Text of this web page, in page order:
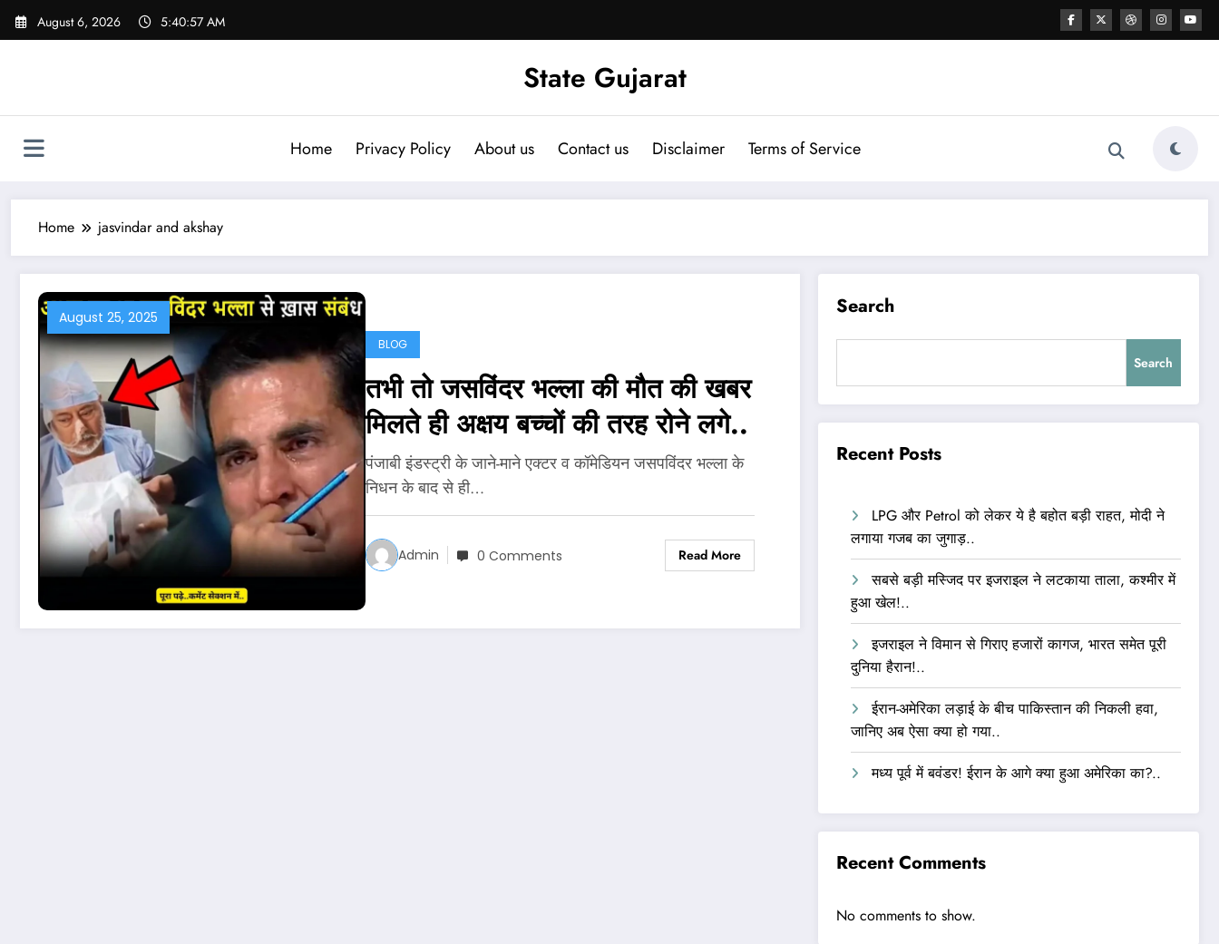
Skip
August 6, 2026 5:40:58 AM
State Gujarat
Home Privacy Policy About us Contact us Disclaimer Terms of Service
Home jasvindar and akshay
August 25, 2025
BLOG
तभी तो जसविंदर भल्ला की मौत की खबर
मिलते ही अक्षय बच्चों की तरह रोने लगे..
पंजाबी इंडस्ट्री के जाने-माने एक्टर व कॉमेडियन जसपविंदर भल्ला के
निधन के बाद से ही…
Admin 0 Comments Read More
Search
Search
Recent Posts
LPG और Petrol को लेकर ये है बहोत बड़ी राहत, मोदी ने
लगाया गजब का जुगाड़..
सबसे बड़ी मस्जिद पर इजराइल ने लटकाया ताला, कश्मीर में
हुआ खेल!..
इजराइल ने विमान से गिराए हजारों कागज, भारत समेत पूरी
दुनिया हैरान!..
ईरान-अमेरिका लड़ाई के बीच पाकिस्तान की निकली हवा,
जानिए अब ऐसा क्या हो गया..
मध्य पूर्व में बवंडर! ईरान के आगे क्या हुआ अमेरिका का?..
Recent Comments
No comments to show.